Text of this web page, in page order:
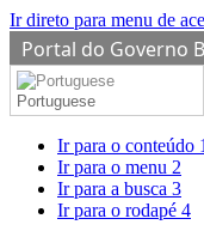
Ir direto para menu de
Portal do Governo
Portuguese
Ir para o conteúdo 1
Ir para o menu 2
Ir para a busca 3
Ir para o rodapé 4